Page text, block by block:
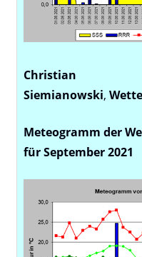
Christian
Siemianowski,
Meteogramm der
für September 2021